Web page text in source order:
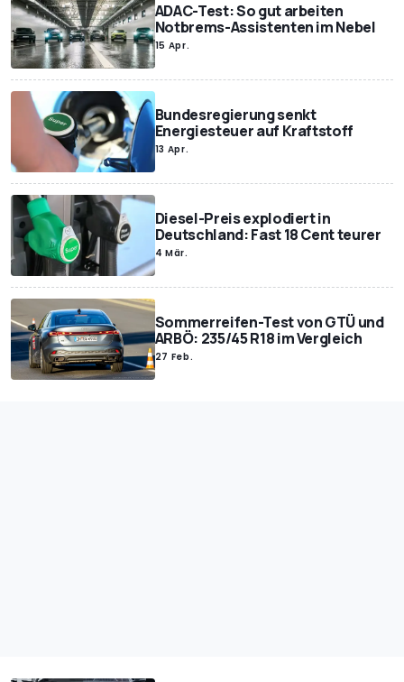
ADAC-Test: So gut arbeiten
Notbrems-Assistenten im Nebel
15 Apr.
Bundesregierung senkt
Energiesteuer auf Kraftstoff
13 Apr.
Diesel-Preis explodiert in
Deutschland: Fast 18 Cent teurer
4 Mär.
Sommerreifen-Test von GTÜ und
ARBÖ: 235/45 R18 im Vergleich
27 Feb.